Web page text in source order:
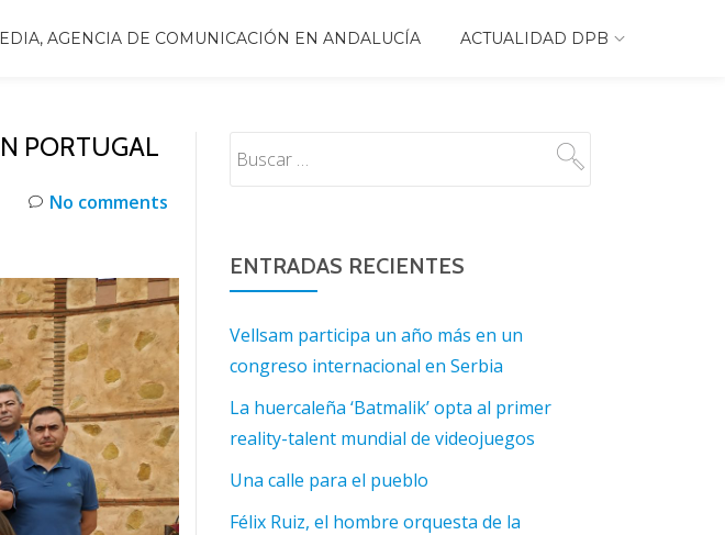
AGENCIA DE COMUNICACIÓN EN ANDALUCÍA ACTUALIDAD DPB
PORTUGAL
No comments
ENTRADAS RECIENTES
Vellsam participa un año más en un
congreso internacional en Serbia
La huercaleña ‘Batmalik’ opta al primer
reality-talent mundial de videojuegos
Una calle para el pueblo
Félix Ruiz, el hombre orquesta de la